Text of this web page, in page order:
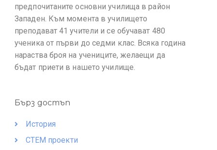
предпочитаните основни училища в район
Западен. Към момента в училището
преподават 41 учители и се обучават 480
ученика от първи до седми клас. Всяка година
нараства броя на учениците, желаещи да
бъдат приети в нашето училище.
Бърз достъп
История
СТЕМ проекти